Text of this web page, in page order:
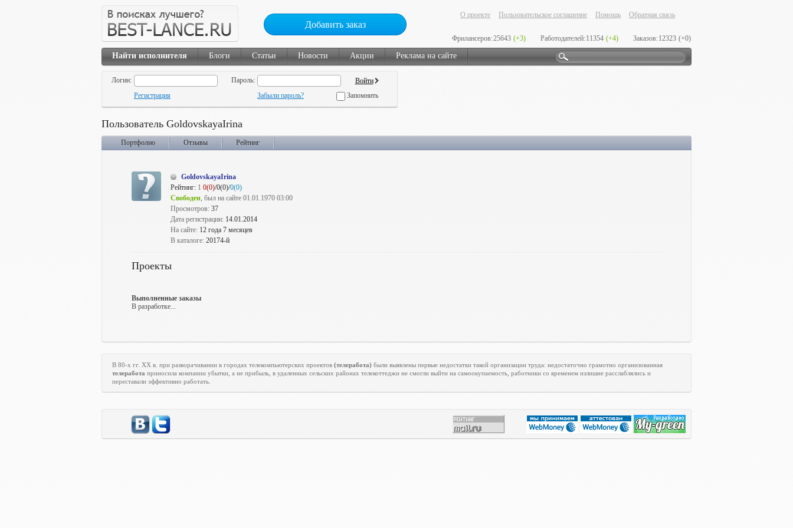
Добавить заказ
О проекте Пользовательское соглашение Помощь Обратная связь
Фрилансеров:25643 (+3) Работодателей:11354 (+4) Заказов:12323 (+0)
Найти исполнителя Блоги Статьи Новости Акции Реклама на сайте
Логин:
Пароль:
Регистрация
Забыли пароль? Запомнить
Пользователь GoldovskayaIrina
Портфолио Отзывы Рейтинг
GoldovskayaIrina
Рейтинг: 1 0(0)/0(0)/0(0)
Свободен, был на сайте 01.01.1970 03:00
Просмотров: 37
Дата регистрации: 14.01.2014
На сайте: 12 года 7 месяцев
В каталоге: 20174-й
Проекты
Выполненные заказы
В разработке...
В 80-х гг. XX в. при разворачивании в городах телекомпьютерских проектов (телеработа) были выявлены первые недостатки такой организации труда: недостаточно грамотно организованная
телеработа приносила компании убытки, а не прибыль, в удаленных сельских районах телекоттеджи не смогли выйти на самоокупаемость, работники со временем излишне расслаблялись и
переставали эффективно работать.